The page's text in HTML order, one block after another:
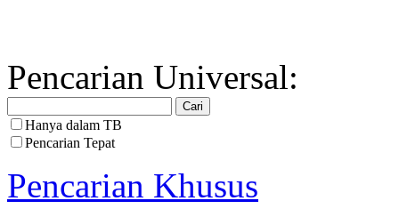
Pencarian Universal:
Hanya dalam TB
Pencarian Tepat
Pencarian Khusus